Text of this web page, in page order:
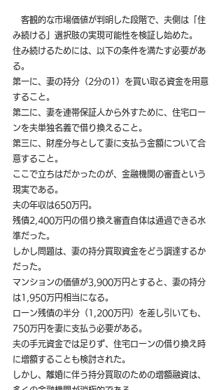
客観的な市場価値が判明した段階で、夫側は「住
み続ける」選択肢の実現可能性を検証し始めた。
住み続けるためには、以下の条件を満たす必要があ
る。
第一に、妻の持分（2分の1）を買い取る資金を用意
すること。
第二に、妻を連帯保証人から外すために、住宅ロー
ンを夫単独名義で借り換えること。
第三に、財産分与として妻に支払う金額について合
意すること。
ここで立ちはだかったのが、金融機関の審査という
現実である。
夫の年収は650万円。
残債2,400万円の借り換え審査自体は通過できる水
準だった。
しかし問題は、妻の持分買取資金をどう調達するか
だった。
マンションの価値が3,900万円とすると、妻の持分
は1,950万円相当になる。
ローン残債の半分（1,200万円）を差し引いても、
750万円を妻に支払う必要がある。
夫の手元資金では足りず、住宅ローンの借り換え時
に増額することも検討された。
しかし、離婚に伴う持分買取のための増額融資は、